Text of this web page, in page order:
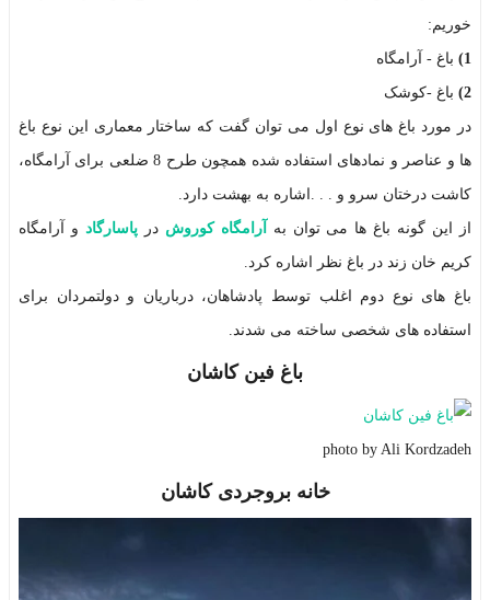
خوریم:
1) باغ - آرامگاه
2) باغ -کوشک
در مورد باغ های نوع اول می توان گفت که ساختار معماری این نوع باغ
ها و عناصر و نمادهای استفاده شده همچون طرح 8 ضلعی برای آرامگاه،
کاشت درختان سرو و . . .اشاره به بهشت دارد.
از این گونه باغ ها می توان به آرامگاه کوروش درپاسارگاد و آرامگاه
کریم خان زند در باغ نظر اشاره کرد.
باغ های نوع دوم اغلب توسط پادشاهان، درباریان و دولتمردان برای
استفاده های شخصی ساخته می شدند.
باغ فین کاشان
photo by Ali Kordzadeh
خانه بروجردی کاشان